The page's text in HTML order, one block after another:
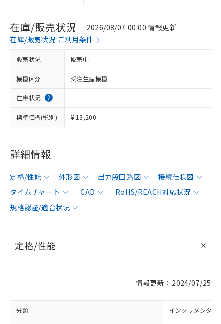
在庫/販売状況
2026/08/07 00:00 情報更新
在庫/販売状況 ご利用条件
販売状況 販売中
機種区分 受注生産機種
在庫状況
標準価格(税別) ¥ 13,200
詳細情報
定格/性能 外形図 出力段回路図
接続仕様図
タイムチャート
CAD
RoHS/REACH対応状況
規格認証/適合状況
定格/性能
情報更新：2024/07/25
分類 インクリメンタル